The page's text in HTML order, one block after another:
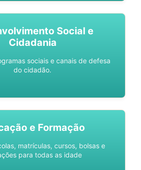
Social e
Cidadania
sociais e canais de defesa
do cidadão.
e Formação
matrículas, cursos, bolsas e
para todas as idade